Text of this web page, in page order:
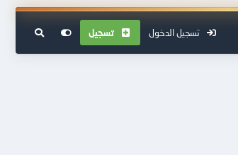
تسجيل الدخول تسجيل